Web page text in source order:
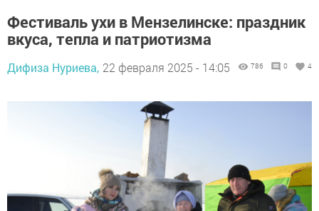
Фестиваль ухи в Мензелинске: праздник
вкуса, тепла и патриотизма
Дифиза Нуриева, 22 февраля 2025 - 14:05 786 0 4